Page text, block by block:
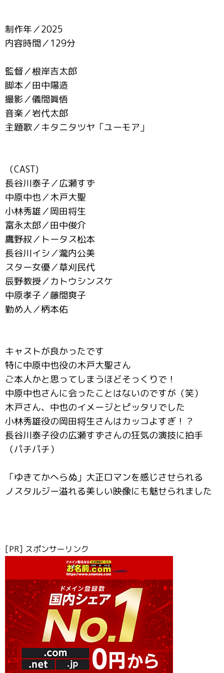
制作年／2025
内容時間／129分
監督／根岸吉太郎
脚本／田中陽造
撮影／儀間眞悟
音楽／岩代太郎
主題歌／キタニタツヤ「ユーモア」
（CAST)
長谷川泰子／広瀬すず
中原中也／木戸大聖
小林秀雄／岡田将生
富永太郎／田中俊介
鷹野叔／トータス松本
長谷川イシ／瀧内公美
スター女優／草刈民代
辰野教授／カトウシンスケ
中原孝子／藤間爽子
勤め人／柄本佑
キャストが良かったです
特に中原中也役の木戸大聖さん
ご本人かと思ってしまうほどそっくりで！
中原中也さんに会ったことはないのですが（笑）
木戸さん、中也のイメージとピッタリでした
小林秀雄役の岡田将生さんはカッコよすぎ！？
長谷川泰子役の広瀬すずさんの狂気の演技に拍手
（パチパチ）
「ゆきてかへらぬ」大正ロマンを感じさせられる
ノスタルジー溢れる美しい映像にも魅せられました
[PR] スポンサーリンク